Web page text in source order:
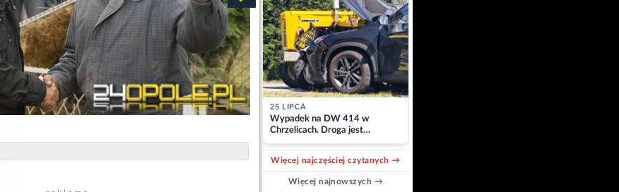
25 LIPCA
Wypadek na DW 414 w
Chrzelicach. Droga jest
zablokowana
Więcej najczęściej czytanych →
Więcej najnowszych →